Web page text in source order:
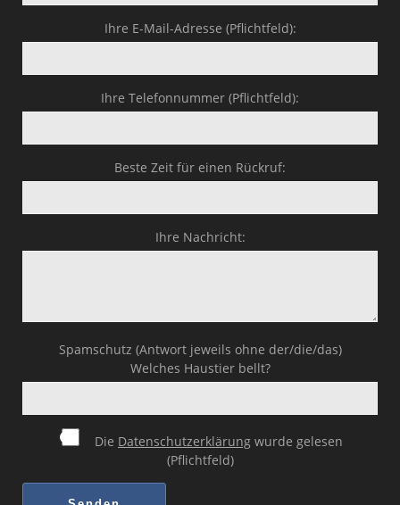
Meine gute Empfehlung
Heyse Lifestyle
Kontakt
Navigation schließen
Ihre E-Mail-Adresse (Pflichtfeld):
Ihre Telefonnummer (Pflichtfeld):
Beste Zeit für einen Rückruf:
Ihre Nachricht:
Spamschutz (Antwort jeweils ohne der/die/das)
Welches Haustier bellt?
Die Datenschutzerklärung wurde gelesen
(Pflichtfeld)